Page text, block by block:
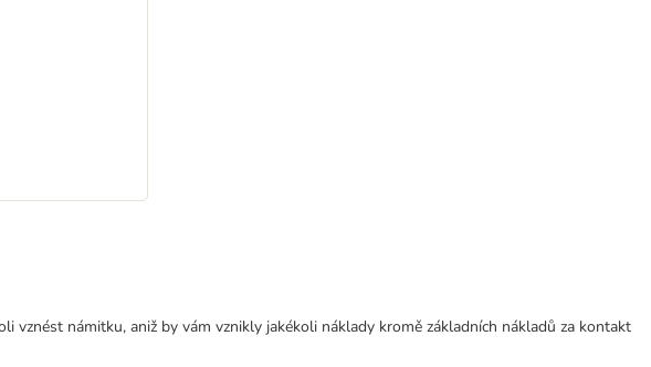
námitku, aniž by vám vznikly jakékoli náklady kromě základních nákladů za kontakt